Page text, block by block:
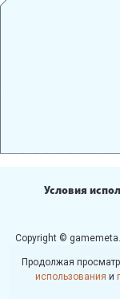
Условия
Copyright ©
Использование
Продолжая
использования и